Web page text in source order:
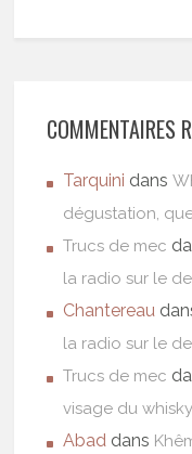
COMMENTAIRES
Tarquini dans
dégustation,
Trucs de mec
la radio sur le
Chantereau
la radio sur le
Trucs de mec
visage du
Abad dans